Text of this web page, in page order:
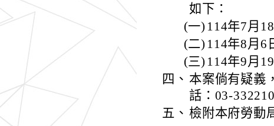
如下：
(一) 114年7月
(二) 114年8月6
(三) 114年9月
四、 本案倘有疑義
話：03-
五、 檢附本府勞動